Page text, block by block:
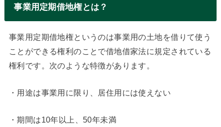
事業用定期借地権とは？
事業用定期借地権というのは事業用の土地を借りて使う
ことができる権利のことで借地借家法に規定されている
権利です。次のような特徴があります。
・用途は事業用に限り、居住用には使えない
・期間は10年以上、50年未満